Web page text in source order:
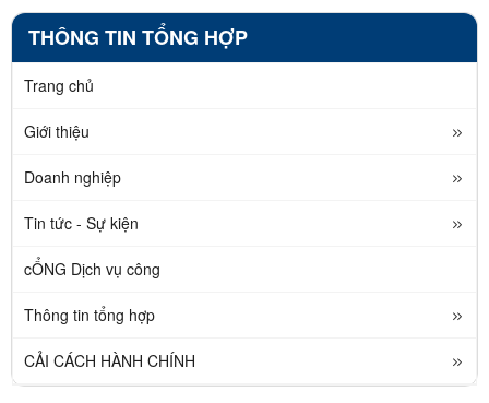
THÔNG TIN TỔNG HỢP
Trang chủ
Giới thiệu
Doanh nghiệp
Tin tức - Sự kiện
cỔNG Dịch vụ công
Thông tin tổng hợp
CẢI CÁCH HÀNH CHÍNH